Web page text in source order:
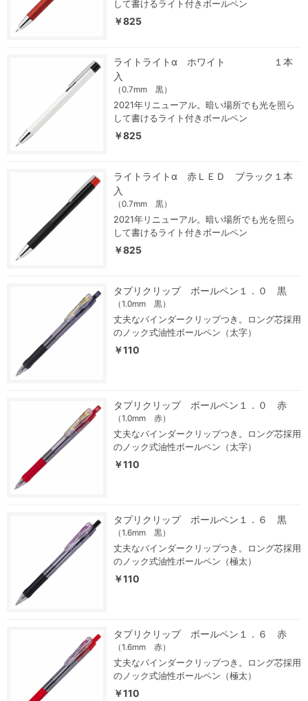
して書けるライト付きボールペン
￥825
ライトライトα ホワイト １本
入
（0.7mm 黒）
2021年リニューアル。暗い場所でも光を照ら
して書けるライト付きボールペン
￥825
ライトライトα 赤ＬＥＤ ブラック１本
入
（0.7mm 黒）
2021年リニューアル。暗い場所でも光を照ら
して書けるライト付きボールペン
￥825
タプリクリップ ボールペン１．０ 黒
（1.0mm 黒）
丈夫なバインダークリップつき。ロング芯採用
のノック式油性ボールペン（太字）
￥110
タプリクリップ ボールペン１．０ 赤
（1.0mm 赤）
丈夫なバインダークリップつき。ロング芯採用
のノック式油性ボールペン（太字）
￥110
タプリクリップ ボールペン１．６ 黒
（1.6mm 黒）
丈夫なバインダークリップつき。ロング芯採用
のノック式油性ボールペン（極太）
￥110
タプリクリップ ボールペン１．６ 赤
（1.6mm 赤）
丈夫なバインダークリップつき。ロング芯採用
のノック式油性ボールペン（極太）
￥110